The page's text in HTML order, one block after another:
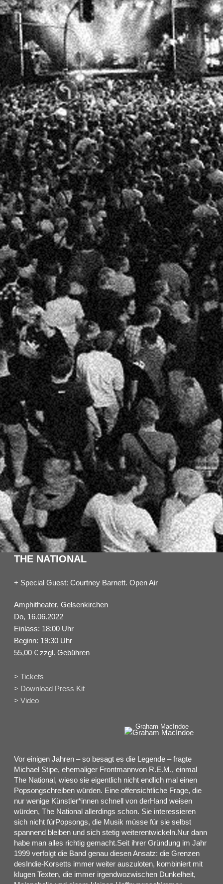
THE NATIONAL
+ Special Guest: Courtney Barnett. Open Air
Amphitheater, Gelsenkirchen
Do, 16.06.2022
Einlass: 18:00 Uhr
Beginn: 19:30 Uhr
55,00 € zzgl. Gebühren
> Tickets
> Download Press Kit
> Video
Graham MacIndoe
Vor einigen Jahren – so besagt es die Legende – fragte
Michael Stipe, ehemaliger Frontmannvon R.E.M., einmal
The National, wieso sie eigentlich nicht endlich mal einen
Popsongschreiben würden. Eine offensichtliche Frage, die
nur wenige Künstler*innen schnell von derHand weisen
würden, The National allerdings schon. Sie interessieren
sich nicht fürPopsongs, die Musik müsse für sie selbst
spannend bleiben und sich stetig weiterentwickeln.Nur dann
habe man alles richtig gemacht.Seit ihrer Gründung im Jahr
1999 verfolgt die Band genau diesen Ansatz: die Grenzen
desIndie-Korsetts immer weiter auszuloten, kombiniert mit
klugen Texten, die immer irgendwozwischen Dunkelheit,